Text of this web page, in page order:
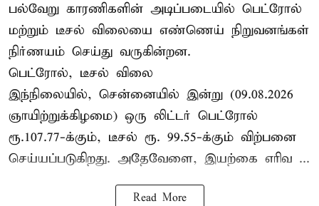
பல்வேறு காரணிகளின் அடிப்படையில் பெட்ரோல்
மற்றும் டீசல் விலையை எண்ணெய் நிறுவனங்கள்
நிர்ணயம் செய்து வருகின்றன.
பெட்ரோல், டீசல் விலை
இந்நிலையில், சென்னையில் இன்று (09.08.2026
ஞாயிற்றுக்கிழமை) ஒரு லிட்டர் பெட்ரோல்
ரூ.107.77-க்கும், டீசல் ரூ. 99.55-க்கும் விற்பனை
செய்யப்படுகிறது. அதேவேளை, இயற்கை எரிவ ...
Read More